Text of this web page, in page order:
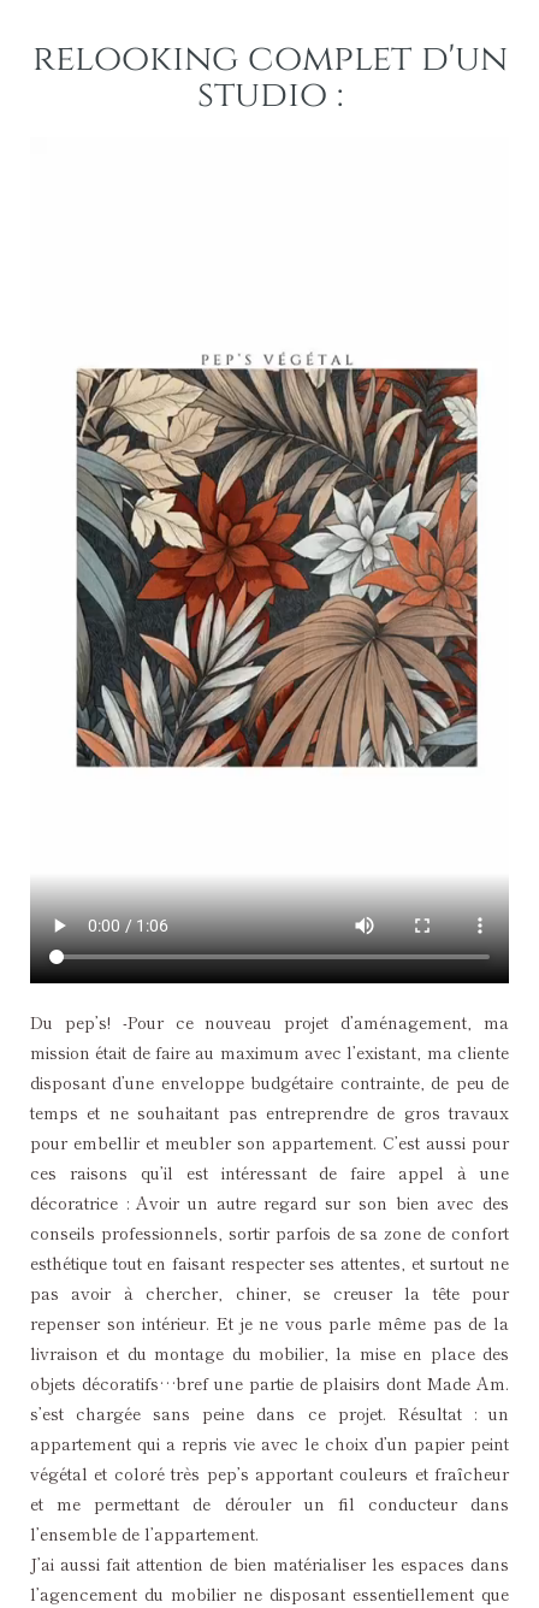
relooking complet d'un
studio :
Du pep’s! -Pour ce nouveau projet d’aménagement, ma
mission était de faire au maximum avec l’existant, ma cliente
disposant d’une enveloppe budgétaire contrainte, de peu de
temps et ne souhaitant pas entreprendre de gros travaux
pour embellir et meubler son appartement. C’est aussi pour
ces raisons qu’il est intéressant de faire appel à une
décoratrice : Avoir un autre regard sur son bien avec des
conseils professionnels, sortir parfois de sa zone de confort
esthétique tout en faisant respecter ses attentes, et surtout ne
pas avoir à chercher, chiner, se creuser la tête pour
repenser son intérieur. Et je ne vous parle même pas de la
livraison et du montage du mobilier, la mise en place des
objets décoratifs…bref une partie de plaisirs dont Made Am.
s’est chargée sans peine dans ce projet. Résultat : un
appartement qui a repris vie avec le choix d’un papier peint
végétal et coloré très pep’s apportant couleurs et fraîcheur
et me permettant de dérouler un fil conducteur dans
l’ensemble de l’appartement.
J’ai aussi fait attention de bien matérialiser les espaces dans
l’agencement du mobilier ne disposant essentiellement que